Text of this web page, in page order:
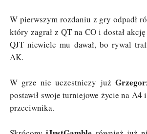
W pierwszym rozdaniu z gry odpadł
który zagrał z QT na CO i dostał
QJT niewiele mu dawał, bo rywal
AK.
W grze nie uczestniczy już
postawił swoje turniejowe życie na A4
przeciwnika.